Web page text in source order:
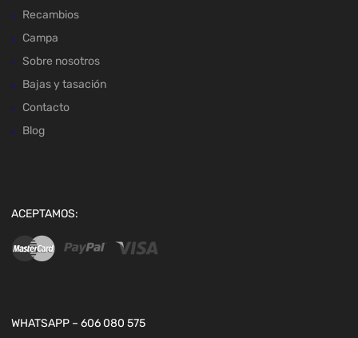
Recambios
Campa
Sobre nosotros
Bajas y tasación
Contacto
Blog
ACEPTAMOS:
WHATSAPP – 606 080 575